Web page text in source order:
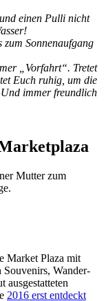
einen Pulli nicht
Sonnenaufgang
„Vorfahrt“. Tretet
Euch ruhig, um die
immer freundlich
Mutter zum
Market Plaza mit
Souvenirs, Wander-
ausgestatteten
2016 erst entdeckt